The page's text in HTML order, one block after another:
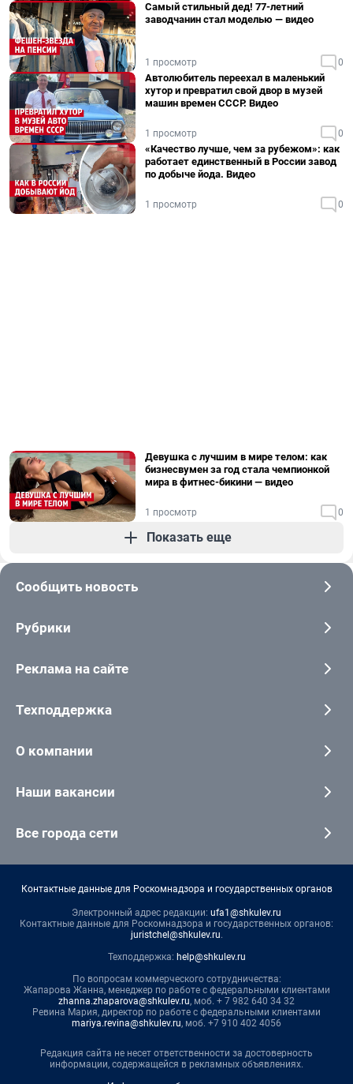
Самый стильный дед! 77-летний
заводчанин стал моделью — видео
1 просмотр 0
Автолюбитель переехал в маленький
хутор и превратил свой двор в музей
машин времен СССР. Видео
1 просмотр 0
«Качество лучше, чем за рубежом»: как
работает единственный в России завод
по добыче йода. Видео
1 просмотр 0
Девушка с лучшим в мире телом: как
бизнесвумен за год стала чемпионкой
мира в фитнес-бикини — видео
1 просмотр 0
Показать еще
Сообщить новость
Рубрики
Реклама на сайте
Техподдержка
О компании
Наши вакансии
Все города сети
Контактные данные для Роскомнадзора и государственных органов
Электронный адрес редакции: ufa1@shkulev.ru
Контактные данные для Роскомнадзора и государственных органов:
juristchel@shkulev.ru.
Техподдержка: help@shkulev.ru
По вопросам коммерческого сотрудничества:
Жапарова Жанна, менеджер по работе с федеральными клиентами
zhanna.zhaparova@shkulev.ru, моб. + 7 982 640 34 32
Ревина Мария, директор по работе с федеральными клиентами
mariya.revina@shkulev.ru, моб. +7 910 402 4056
Редакция сайта не несет ответственности за достоверность
информации, содержащейся в рекламных объявлениях.